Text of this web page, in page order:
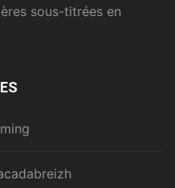
sous-titrées en